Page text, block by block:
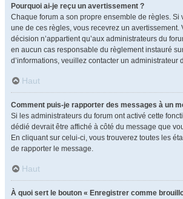
Pourquoi ai-je reçu un avertissement ?
Chaque forum a son propre ensemble de règles. Si
une de ces règles, vous recevrez un avertissement.
décision n’appartient qu’aux administrateurs du
en aucun cas responsable du règlement instauré
d’informations, veuillez contacter un administrateur
Haut
Comment puis-je rapporter des messages à un
Si les administrateurs du forum ont activé cette
dédié devrait être affiché à côté du message que
En cliquant sur celui-ci, vous trouverez toutes les
de rapporter le message.
Haut
À quoi sert le bouton « Enregistrer comme